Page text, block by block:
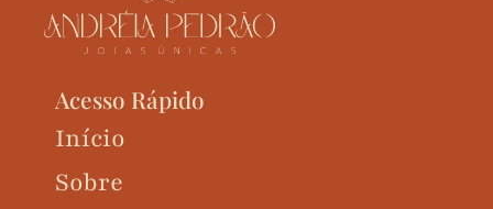
Acesso Rápido
Início
Sobre